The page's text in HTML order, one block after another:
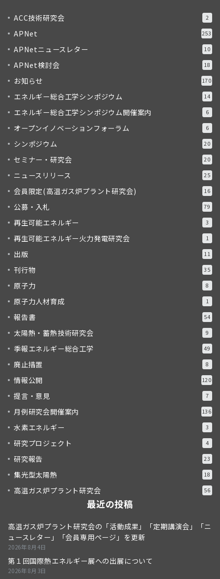
ACC技術研究会 2
APNet 253
APNetニュースレター 10
APNet検討会 18
お知らせ 170
エネルギー総合工学シンポジウム 14
エネルギー総合工学シンポジウム開催案内 6
オープンイノベーションフォーラム 6
シンポジウム 20
セミナー・研究会 20
ニュースリリース 25
会員限定(高温ガス炉プラント研究会) 16
公募・入札 79
再生可能エネルギー 3
再生可能エネルギー火力発電研究会 1
出版 11
刊行物 35
原子力 8
原子力人材育成 1
報告書 54
太陽熱・蓄熱技術研究会 9
季報エネルギー総合工学 49
廃止措置 8
情報公開 120
提言・意見 7
月例研究会開催案内 136
水素エネルギー 3
研究プロジェクト 4
研究報告 23
集光型太陽熱 18
高温ガス炉プラント研究会 56
最近の投稿
高温ガス炉プラント研究会の「活動成果」「定期講演会」「ニ
ュースレター」「会員専用ページ」を更新
2026年8月4日
第１回国際熱エネルギー展への出展について
2026年8月3日